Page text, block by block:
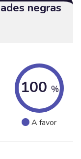
negras
100 %
A favor